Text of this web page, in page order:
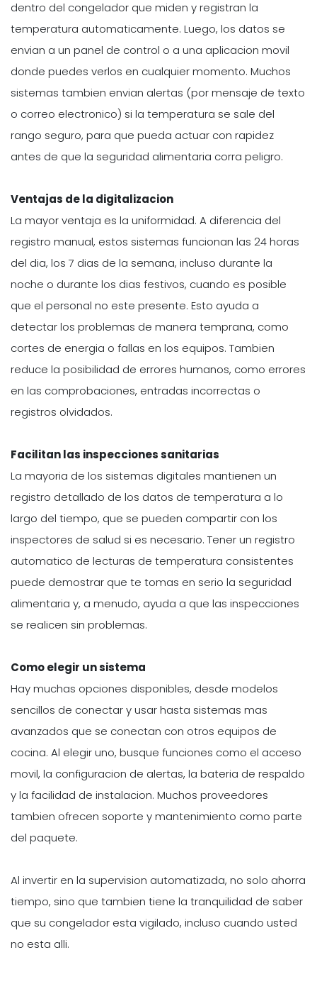
dentro del congelador que miden y registran la
temperatura automaticamente. Luego, los datos se
envian a un panel de control o a una aplicacion movil
donde puedes verlos en cualquier momento. Muchos
sistemas tambien envian alertas (por mensaje de texto
o correo electronico) si la temperatura se sale del
rango seguro, para que pueda actuar con rapidez
antes de que la seguridad alimentaria corra peligro.
Ventajas de la digitalizacion
La mayor ventaja es la uniformidad. A diferencia del
registro manual, estos sistemas funcionan las 24 horas
del dia, los 7 dias de la semana, incluso durante la
noche o durante los dias festivos, cuando es posible
que el personal no este presente. Esto ayuda a
detectar los problemas de manera temprana, como
cortes de energia o fallas en los equipos. Tambien
reduce la posibilidad de errores humanos, como errores
en las comprobaciones, entradas incorrectas o
registros olvidados.
Facilitan las inspecciones sanitarias
La mayoria de los sistemas digitales mantienen un
registro detallado de los datos de temperatura a lo
largo del tiempo, que se pueden compartir con los
inspectores de salud si es necesario. Tener un registro
automatico de lecturas de temperatura consistentes
puede demostrar que te tomas en serio la seguridad
alimentaria y, a menudo, ayuda a que las inspecciones
se realicen sin problemas.
Como elegir un sistema
Hay muchas opciones disponibles, desde modelos
sencillos de conectar y usar hasta sistemas mas
avanzados que se conectan con otros equipos de
cocina. Al elegir uno, busque funciones como el acceso
movil, la configuracion de alertas, la bateria de respaldo
y la facilidad de instalacion. Muchos proveedores
tambien ofrecen soporte y mantenimiento como parte
del paquete.
Al invertir en la supervision automatizada, no solo ahorra
tiempo, sino que tambien tiene la tranquilidad de saber
que su congelador esta vigilado, incluso cuando usted
no esta alli.